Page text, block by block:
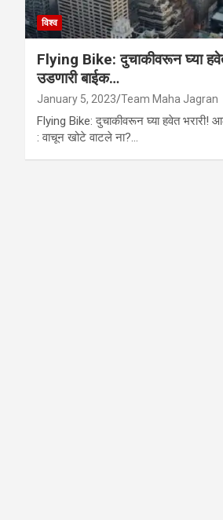
विश्व
Flying Bike: दुचाकीवरून घ्या
उडणारी बाईक…
January 5, 2023 Team Maha Jagran
Flying Bike: दुचाकीवरून घ्या हवेत भरारी!
: वाचून खोटे वाटले ना?…